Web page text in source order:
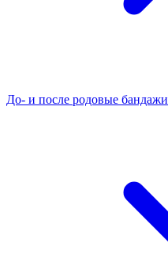
До- и после родовые бандажи